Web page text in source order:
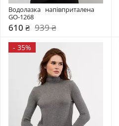
Водолазка   напівприталена
GO-1268
610 ₴ 939 ₴
- 35%